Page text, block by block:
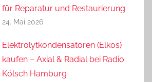
für Reparatur und Restaurierung
24. Mai 2026
Elektrolytkondensatoren (Elkos)
kaufen – Axial & Radial bei Radio
Kölsch Hamburg